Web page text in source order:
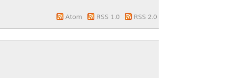
Atom RSS 1.0 RSS 2.0